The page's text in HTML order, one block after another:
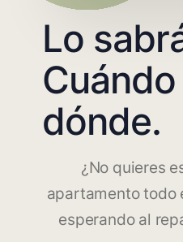
Lo
dónde.
¿No quieres
apartamento todo
esperando al